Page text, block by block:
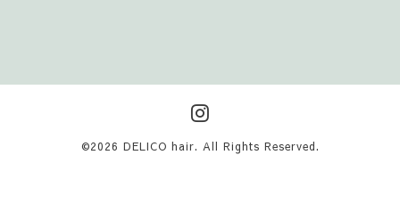
©2026 DELICO hair. All Rights Reserved.